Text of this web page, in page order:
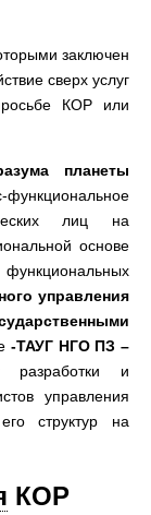
заключен
сверх услуг
КОР или
планеты
функциональное
лиц на
основе
управления
-ТАУГ НГО ПЗ –
разработки и
управления
структур на
КОР